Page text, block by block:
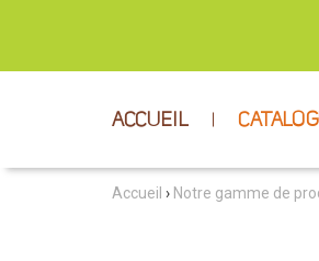
ACCUEIL
Accueil › Notre gamme de